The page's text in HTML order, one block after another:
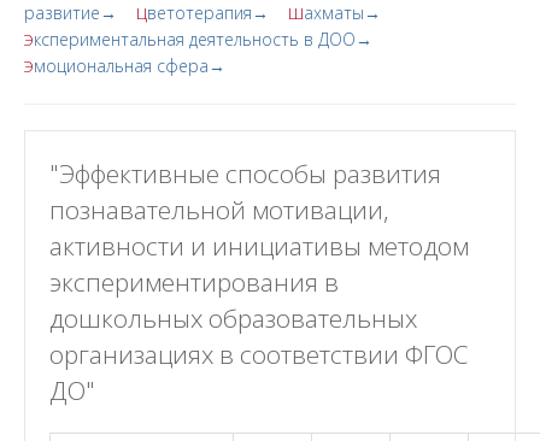
развитие→
Цветотерапия→ Шахматы→
Экспериментальная деятельность в ДОО→
Эмоциональная сфера→
"Эффективные способы развития
познавательной мотивации,
активности и инициативы методом
экспериментирования в
дошкольных образовательных
организациях в соответствии ФГОС
ДО"